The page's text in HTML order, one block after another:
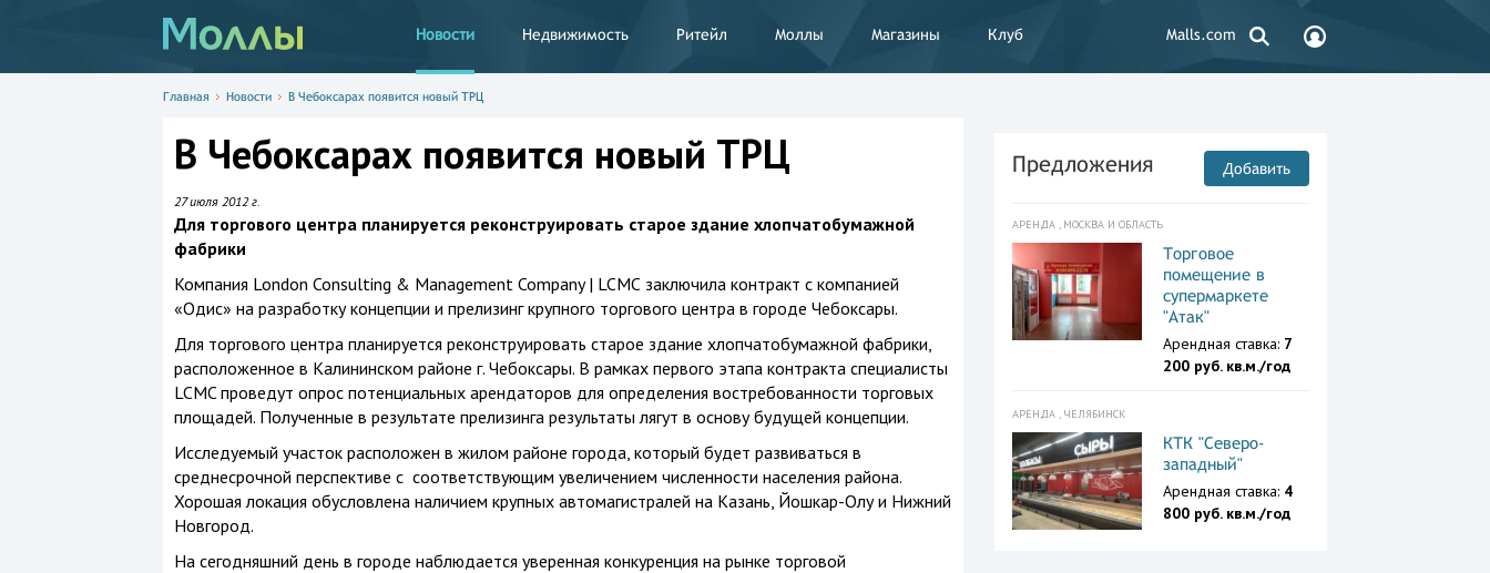
Новости Недвижимость Ритейл Моллы Магазины Клуб Malls.com
Главная Новости В Чебоксарах появится новый ТРЦ
В Чебоксарах появится новый ТРЦ
27 июля 2012 г.
Для торгового центра планируется реконструировать старое здание хлопчатобумажной
фабрики
Компания London Consulting & Management Company | LCMС заключила контракт с компанией
«Одис» на разработку концепции и прелизинг крупного торгового центра в городе Чебоксары.
Для торгового центра планируется реконструировать старое здание хлопчатобумажной фабрики,
расположенное в Калининском районе г. Чебоксары. В рамках первого этапа контракта специалисты
LCMC проведут опрос потенциальных арендаторов для определения востребованности торговых
площадей. Полученные в результате прелизинга результаты лягут в основу будущей концепции.
Исследуемый участок расположен в жилом районе города, который будет развиваться в
среднесрочной перспективе с соответствующим увеличением численности населения района.
Хорошая локация обусловлена наличием крупных автомагистралей на Казань, Йошкар-Олу и Нижний
Новгород.
На сегодняшний день в городе наблюдается уверенная конкуренция на рынке торговой
Предложения Добавить
АРЕНДА , МОСКВА И ОБЛАСТЬ
Торговое
помещение в
супермаркете
"Атак"
Арендная ставка: 7
200 руб. кв.м./год
АРЕНДА , ЧЕЛЯБИНСК
КТК "Северо-
западный"
Арендная ставка: 4
800 руб. кв.м./год